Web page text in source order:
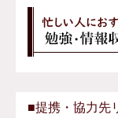
■提携・協力先